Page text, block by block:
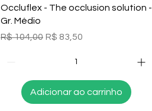
Visualização rápida
Occluflex - The occlusion solution -
Gr. Médio
Preço normal
R$ 104,00 Preço promocional
R$ 83,50
Adicionar ao carrinho